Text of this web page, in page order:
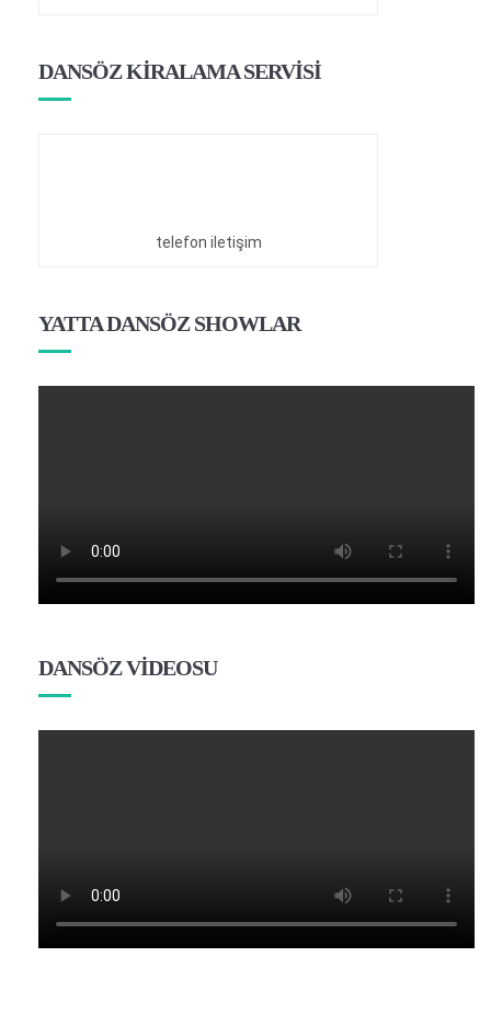
DANSÖZ KİRALAMA SERVİSİ
telefon iletişim
YATTA DANSÖZ SHOWLAR
DANSÖZ VİDEOSU